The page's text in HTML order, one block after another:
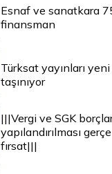
Esnaf ve sanatkara
finansman
Türksat yayınları
taşınıyor
|||Vergi ve SGK
yapılandırılması
fırsat|||